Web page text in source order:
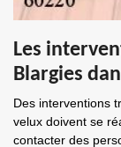
Les
Blargies
Des interventions
velux doivent se
contacter des